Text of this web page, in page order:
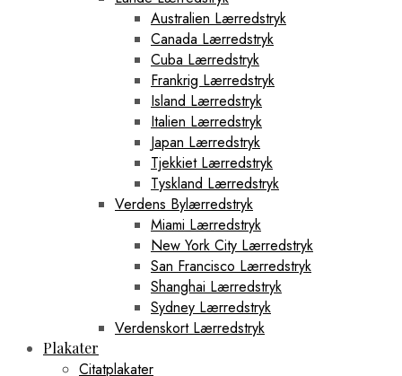
Australien Lærredstryk
Canada Lærredstryk
Cuba Lærredstryk
Frankrig Lærredstryk
Island Lærredstryk
Italien Lærredstryk
Japan Lærredstryk
Tjekkiet Lærredstryk
Tyskland Lærredstryk
Verdens Bylærredstryk
Miami Lærredstryk
New York City Lærredstryk
San Francisco Lærredstryk
Shanghai Lærredstryk
Sydney Lærredstryk
Verdenskort Lærredstryk
Plakater
Citatplakater